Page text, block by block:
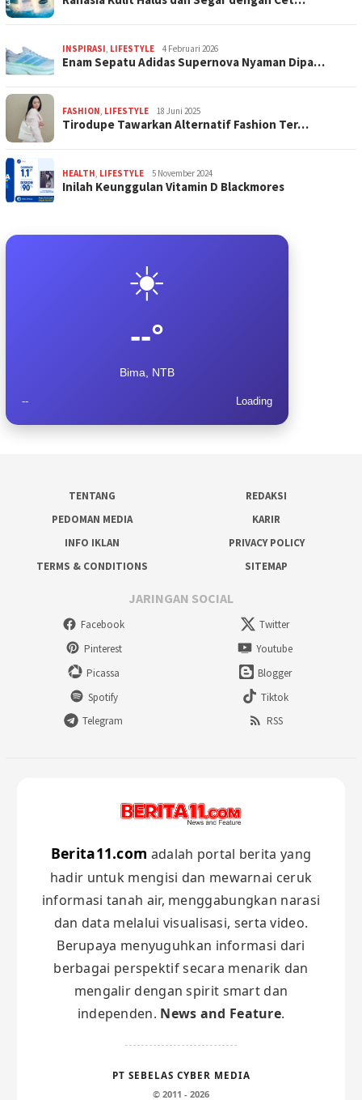
INSPIRASI, LIFESTYLE 4 Februari 2026
Enam Sepatu Adidas Supernova Nyaman Dipa…
FASHION, LIFESTYLE 18 Juni 2025
Tirodupe Tawarkan Alternatif Fashion Ter…
HEALTH, LIFESTYLE 5 November 2024
Inilah Keunggulan Vitamin D Blackmores
☀️
--°
Bima, NTB
-- Loading
TENTANG
REDAKSI
PEDOMAN MEDIA
KARIR
INFO IKLAN
PRIVACY POLICY
TERMS & CONDITIONS
SITEMAP
JARINGAN SOCIAL
Facebook
Twitter
Pinterest
Youtube
Picassa
Blogger
Spotify
Tiktok
Telegram
RSS
Berita11.com adalah portal berita yang
hadir untuk mengisi dan mewarnai ceruk
informasi tanah air, menggabungkan narasi
dan data melalui visualisasi, serta video.
Berupaya menyuguhkan informasi dari
berbagai perspektif secara menarik dan
mengalir dengan spirit smart dan
independen. News and Feature.
PT SEBELAS CYBER MEDIA
© 2011 - 2026